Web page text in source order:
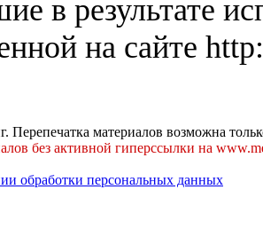
в результате
на сайте
материалов возможна
без активной гиперссылки на
обработки персональных данных